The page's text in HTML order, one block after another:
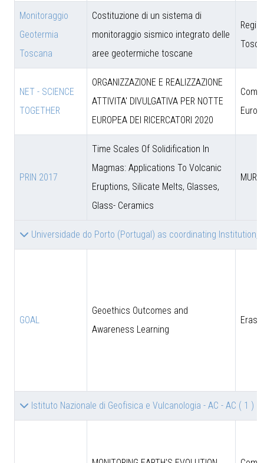
Monitoraggio
Geotermia
Toscana
Costituzione di un sistema di
monitoraggio sismico integrato delle
aree geotermiche toscane
NET - SCIENCE
TOGETHER
ORGANIZZAZIONE E REALIZZAZIONE
ATTIVITA' DIVULGATIVA PER NOTTE
EUROPEA DEI RICERCATORI 2020
PRIN 2017
Time Scales Of Solidification In
Magmas: Applications To Volcanic
Eruptions, Silicate Melts, Glasses,
Glass- Ceramics
MUR
Universidade do Porto (Portugal) as coordinating Institution,
GOAL
Geoethics Outcomes and
Awareness Learning
Istituto Nazionale di Geofisica e Vulcanologia - AC - AC ( 1 )